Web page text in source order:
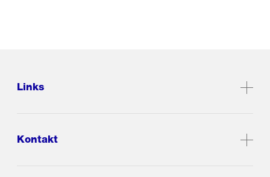
Links
Kontakt